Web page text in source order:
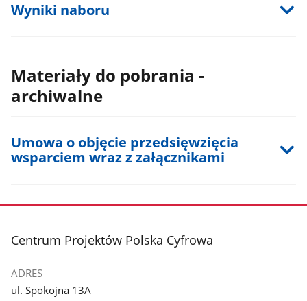
Wyniki naboru
Materiały do pobrania -
archiwalne
Umowa o objęcie przedsięwzięcia
wsparciem wraz z załącznikami
stopka
Centrum Projektów Polska Cyfrowa
ADRES
ul. Spokojna 13A